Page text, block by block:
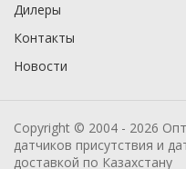
Дилеры
Контакты
Новости
Copyright © 2004 - 2026
датчиков присутствия и
доставкой по Казахстану